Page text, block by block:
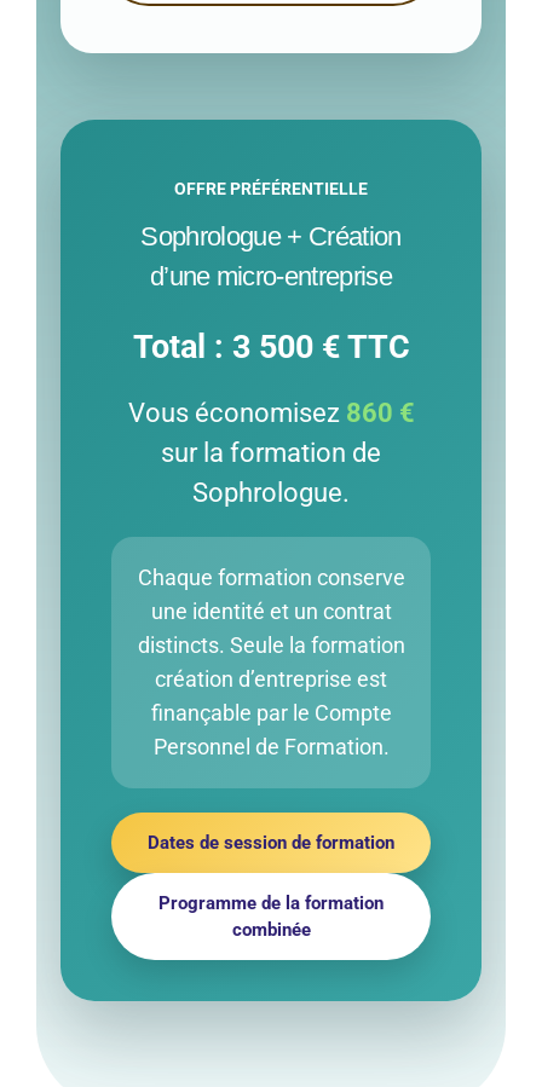
OFFRE PRÉFÉRENTIELLE
Sophrologue + Création
d’une micro-entreprise
Total : 3 500 € TTC
Vous économisez 860 €
sur la formation de
Sophrologue.
Chaque formation conserve
une identité et un contrat
distincts. Seule la formation
création d’entreprise est
finançable par le Compte
Personnel de Formation.
Dates de session de formation
Programme de la formation
combinée